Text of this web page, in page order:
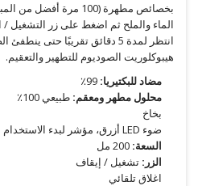
بخصائص مطهرة (100 مرة
الماء والملح ثم اضغط على زر التشغيل /
انتظر لمدة 5 دقائق تقريبًا حتى
هيبوكلوريت الصوديوم للتطهير والتعقيم.
مضاد للبكتيريا:
محلول مطهر ومعقم: طبيعي 100٪
بخاخ
ضوء LED أزرق، مؤشر لبدء الاستخدام
السعة:
الزر: تشغيل / إيقاف
اغلاق تلقائي